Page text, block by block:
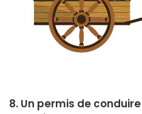
8. Un permis de